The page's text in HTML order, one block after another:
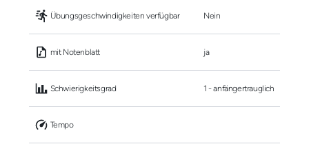
Übungsgeschwindigkeiten verfügbar Nein
mit Notenblatt ja
Schwierigkeitsgrad 1 - anfängertrauglich
Tempo